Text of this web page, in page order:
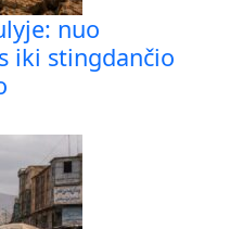
nuo
iki stingdančio